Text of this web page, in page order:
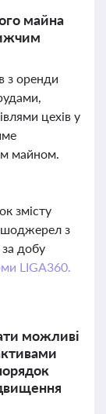
майна
з оренди
цехів у
майном.
змісту
з
добу
LIGA360.
можливі